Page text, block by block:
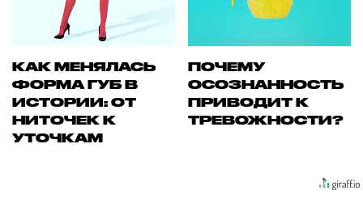
КАК МЕНЯЛАСЬ
ФОРМА ГУБ В
ИСТОРИИ: ОТ
НИТОЧЕК К
УТОЧКАМ
ПОЧЕМУ
ОСОЗНАННОСТЬ
ПРИВОДИТ К
ТРЕВОЖНОСТИ?